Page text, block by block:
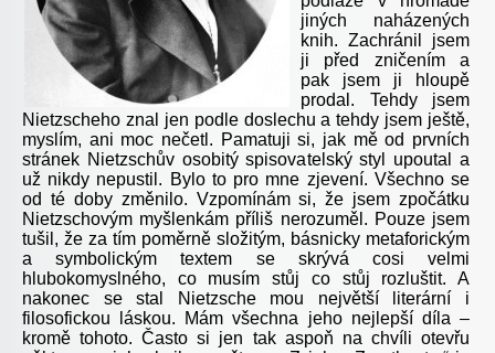
jiných naházených
knih. Zachránil jsem
ji před zničením a
pak jsem ji hloupě
prodal. Tehdy jsem
Nietzscheho znal jen podle doslechu a tehdy jsem ještě,
myslím, ani moc nečetl. Pamatuji si, jak mě od prvních
stránek Nietzschův osobitý spisovatelský styl upoutal a
už nikdy nepustil. Bylo to pro mne zjevení. Všechno se
od té doby změnilo. Vzpomínám si, že jsem zpočátku
Nietzschovým myšlenkám příliš nerozuměl. Pouze jsem
tušil, že za tím poměrně složitým, básnicky metaforickým
a symbolickým textem se skrývá cosi velmi
hlubokomyslného, co musím stůj co stůj rozluštit. A
nakonec se stal Nietzsche mou největší literární i
filosofickou láskou. Mám všechna jeho nejlepší díla –
kromě tohoto. Často si jen tak aspoň na chvíli otevřu